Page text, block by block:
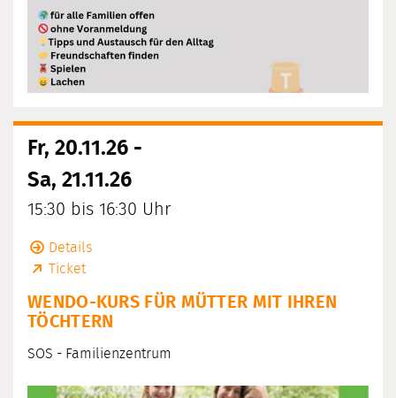
Fr, 20.11.26 -
Sa, 21.11.26
15:30 bis 16:30 Uhr
Details
Ticket
WENDO-KURS FÜR MÜTTER MIT IHREN
TÖCHTERN
SOS - Familienzentrum